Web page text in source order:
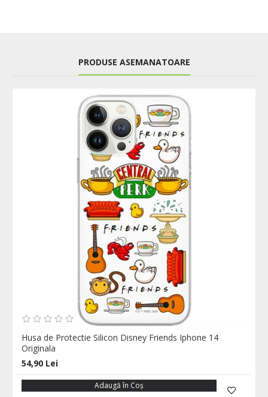
PRODUSE ASEMANATOARE
Husa de Protectie Silicon Disney Friends Iphone 14
Originala
54,90 Lei
Adaugă în Coş